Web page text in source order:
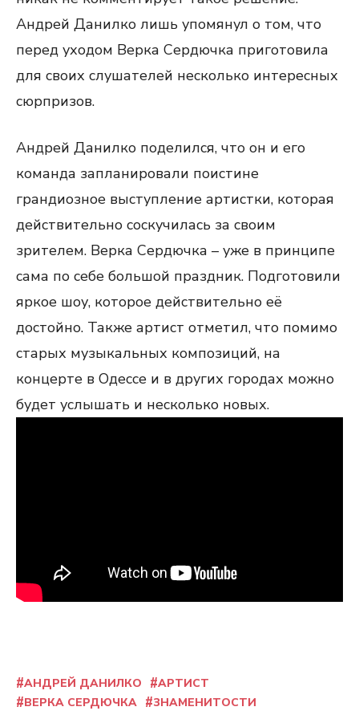
Андрей Данилко лишь упомянул о том, что
перед уходом Верка Сердючка приготовила
для своих слушателей несколько интересных
сюрпризов.
Андрей Данилко поделился, что он и его
команда запланировали поистине
грандиозное выступление артистки, которая
действительно соскучилась за своим
зрителем. Верка Сердючка – уже в принципе
сама по себе большой праздник. Подготовили
яркое шоу, которое действительно её
достойно. Также артист отметил, что помимо
старых музыкальных композиций, на
концерте в Одессе и в других городах можно
будет услышать и несколько новых.
АНДРЕЙ ДАНИЛКО
АРТИСТ
ВЕРКА СЕРДЮЧКА
ЗНАМЕНИТОСТИ